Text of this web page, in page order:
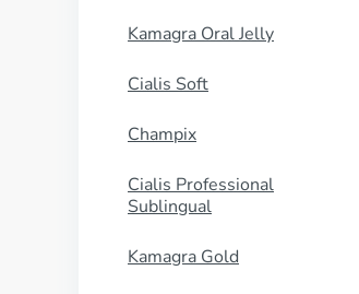
Kamagra Oral Jelly
Cialis Soft
Champix
Cialis Professional
Sublingual
Kamagra Gold